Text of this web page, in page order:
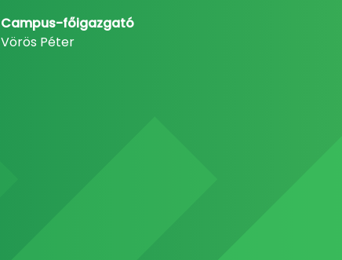
Campus-főigazgató
Vörös Péter